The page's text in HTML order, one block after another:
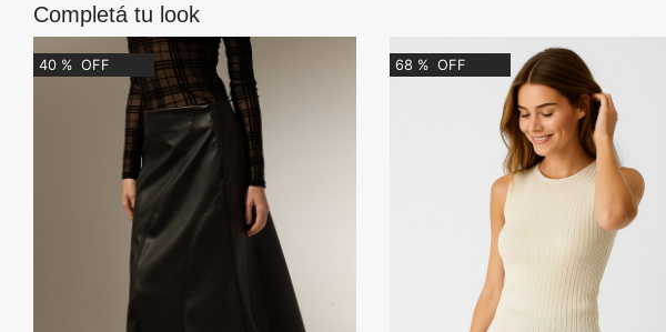
Completá tu look
40 % OFF 68 % OFF